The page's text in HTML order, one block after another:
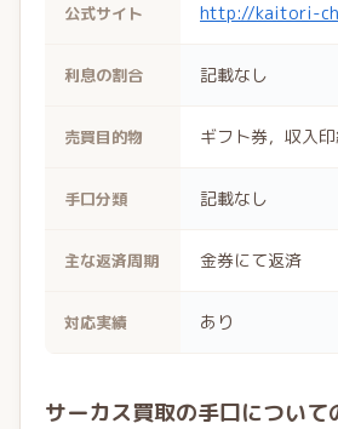
公式サイト http://kaitori-
利息の割合 記載なし
売買目的物 ギフト券，収入
手口分類 記載なし
主な返済周期 金券にて返済
対応実績 あり
サーカス買取の手口について